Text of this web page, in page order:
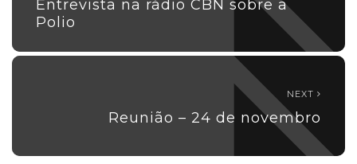
Entrevista na rádio CBN sobre a
Polio
NEXT
Reunião – 24 de novembro